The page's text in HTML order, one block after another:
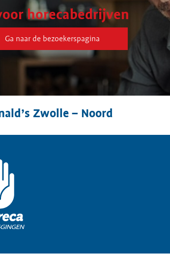
horecabedrijven
Ga naar de bezoekerspagina
Zwolle – Noord